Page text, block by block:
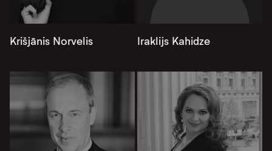
Krišjānis Norvelis Iraklijs Kahidze